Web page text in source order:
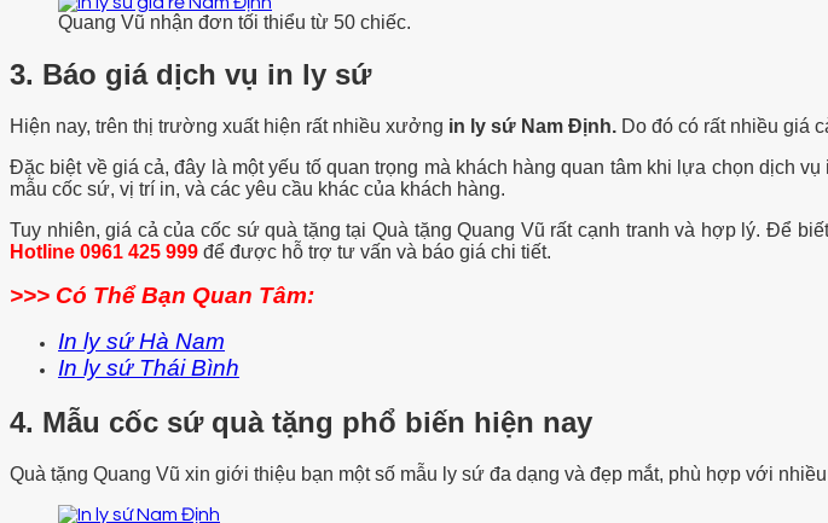
Quang Vũ nhận đơn tối thiểu từ 50 chiếc.
3. Báo giá dịch vụ in ly sứ
Hiện nay, trên thị trường xuất hiện rất nhiều xưởng in ly sứ Nam Định. Do đó có rất nhiều giá
Đặc biệt về giá cả, đây là một yếu tố quan trọng mà khách hàng quan tâm khi lựa chọn dịch
mẫu cốc sứ, vị trí in, và các yêu cầu khác của khách hàng.
Tuy nhiên, giá cả của cốc sứ quà tặng tại Quà tặng Quang Vũ rất cạnh tranh và hợp lý. Để
Hotline 0961 425 999 để được hỗ trợ tư vấn và báo giá chi tiết.
>>> Có Thể Bạn Quan Tâm:
In ly sứ Hà Nam
In ly sứ Thái Bình
4. Mẫu cốc sứ quà tặng phổ biến hiện nay
Quà tặng Quang Vũ xin giới thiệu bạn một số mẫu ly sứ đa dạng và đẹp mắt, phù hợp với